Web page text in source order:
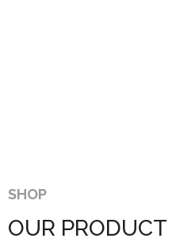
SHOP
OUR PRODUCT